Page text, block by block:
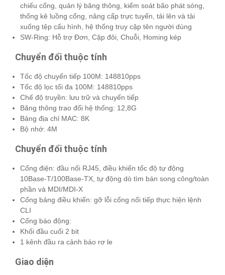
chiếu cổng, quản lý băng thông, kiểm soát bão phát sóng,
thống kê luồng cổng, nâng cấp trực tuyến, tải lên và tải
xuống tệp cấu hình, hệ thống truy cập tên người dùng
SW-Ring: Hỗ trợ Đơn, Cặp đôi, Chuỗi, Homing kép
Chuyển đổi thuộc tính
Tốc độ chuyển tiếp 100M: 148810pps
Tốc độ lọc tối đa 100M: 148810pps
Chế độ truyền: lưu trữ và chuyển tiếp
Băng thông trao đổi hệ thống: 12,8G
Bảng địa chỉ MAC: 8K
Bộ nhớ: 4M
Chuyển đổi thuộc tính
Cổng điện: đầu nối RJ45, điều khiển tốc độ tự động
10Base-T/100Base-TX, tự động dò tìm bán song công/toàn
phần và MDI/MDI-X
Cổng bảng điều khiển: gỡ lỗi cổng nối tiếp thực hiện lệnh
CLI
Cổng báo động:
Khối đầu cuối 2 bit
1 kênh đầu ra cảnh báo rơ le
Giao diện